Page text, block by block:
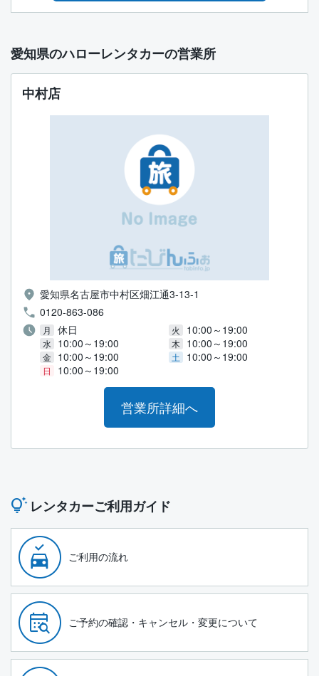
愛知県のハローレンタカーの営業所
中村店
愛知県名古屋市中村区畑江通3-13-1
0120-863-086
月 休日 火 10:00～19:00
水 10:00～19:00 木 10:00～19:00
金 10:00～19:00 土 10:00～19:00
日 10:00～19:00
営業所詳細へ
レンタカーご利用ガイド
ご利用の流れ
ご予約の確認・キャンセル・変更について